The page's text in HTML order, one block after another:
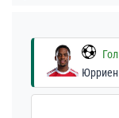
Гол